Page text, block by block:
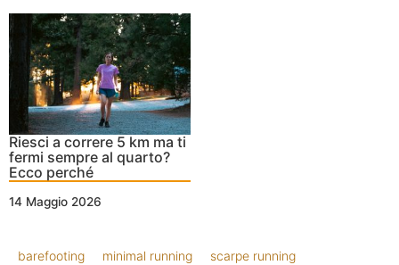
Riesci a correre 5 km ma ti
fermi sempre al quarto?
Ecco perché
14 Maggio 2026
barefooting minimal running scarpe running